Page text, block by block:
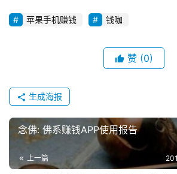
苹果手机赚钱 钱咖
赞 (0)
生成海报
念佛: 佛系赚钱APP使用报告
上一篇